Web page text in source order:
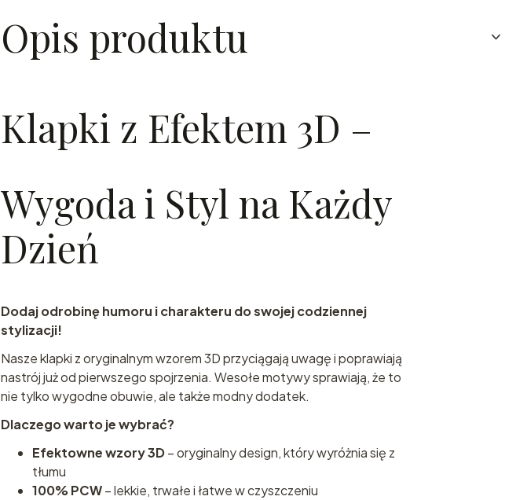
Opis produktu
Klapki z Efektem 3D –
Wygoda i Styl na Każdy
Dzień
Dodaj odrobinę humoru i charakteru do swojej codziennej
stylizacji!
Nasze klapki z oryginalnym wzorem 3D przyciągają uwagę i poprawiają
nastrój już od pierwszego spojrzenia. Wesołe motywy sprawiają, że to
nie tylko wygodne obuwie, ale także modny dodatek.
Dlaczego warto je wybrać?
Efektowne wzory 3D– oryginalny design, który wyróżnia się z
tłumu
100% PCW– lekkie, trwałe i łatwe w czyszczeniu